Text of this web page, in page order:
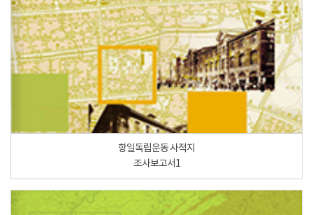
항일독립운동 사적지
조사보고서1